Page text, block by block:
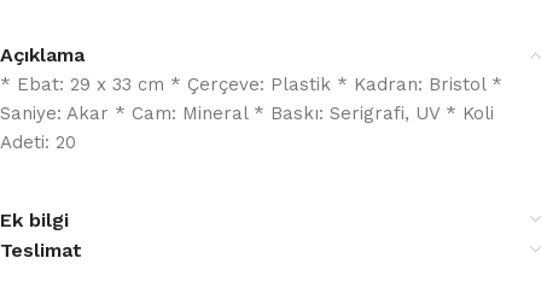
Açıklama
* Ebat: 29 x 33 cm * Çerçeve: Plastik * Kadran: Bristol *
Saniye: Akar * Cam: Mineral * Baskı: Serigrafi, UV * Koli
Adeti: 20
Ek bilgi
Teslimat